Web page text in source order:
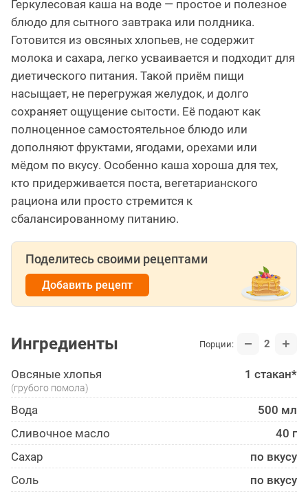
Геркулесовая каша на воде — простое и полезное
блюдо для сытного завтрака или полдника.
Готовится из овсяных хлопьев, не содержит
молока и сахара, легко усваивается и подходит для
диетического питания. Такой приём пищи
насыщает, не перегружая желудок, и долго
сохраняет ощущение сытости. Её подают как
полноценное самостоятельное блюдо или
дополняют фруктами, ягодами, орехами или
мёдом по вкусу. Особенно каша хороша для тех,
кто придерживается поста, вегетарианского
рациона или просто стремится к
сбалансированному питанию.
Поделитесь своими рецептами
Добавить рецепт
Ингредиенты Порции: 2
Овсяные хлопья 1 стакан*
(грубого помола)
Вода
500 мл
Сливочное масло
40 г
Сахар
по вкусу
Соль
по вкусу